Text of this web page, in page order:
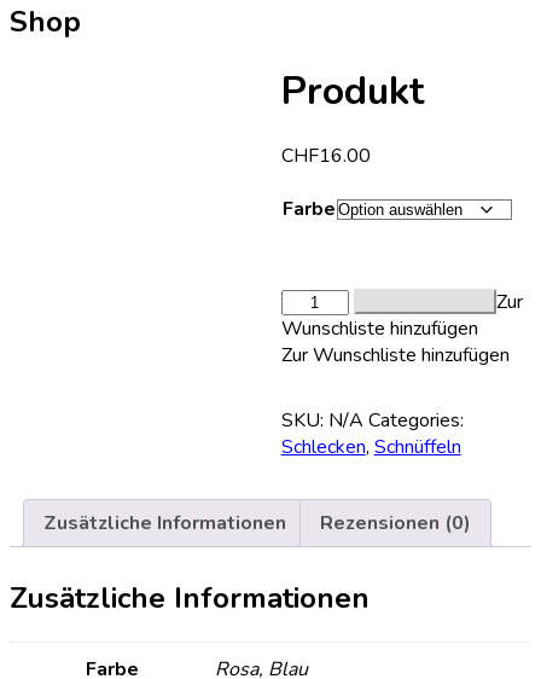
Shop
Produkt
CHF16.00
Farbe
Produkt
Menge
Zur
Wunschliste hinzufügen
Zur Wunschliste hinzufügen
SKU: N/A Categories:
Schlecken, Schnüffeln
Zusätzliche Informationen Rezensionen (0)
Zusätzliche Informationen
Farbe Rosa, Blau